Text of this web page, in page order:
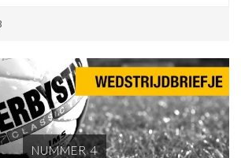
NUMMER 4